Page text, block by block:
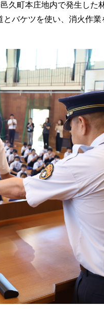
久町本庄地内で発生した
バケツを使い、消火作業